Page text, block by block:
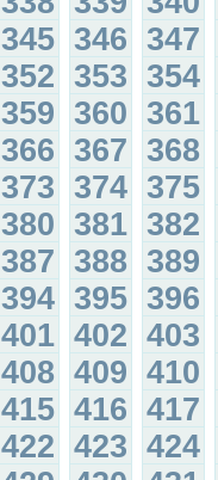
345 346 347
352 353 354
359 360 361
366 367 368
373 374 375
380 381 382
387 388 389
394 395 396
401 402 403
408 409 410
415 416 417
422 423 424